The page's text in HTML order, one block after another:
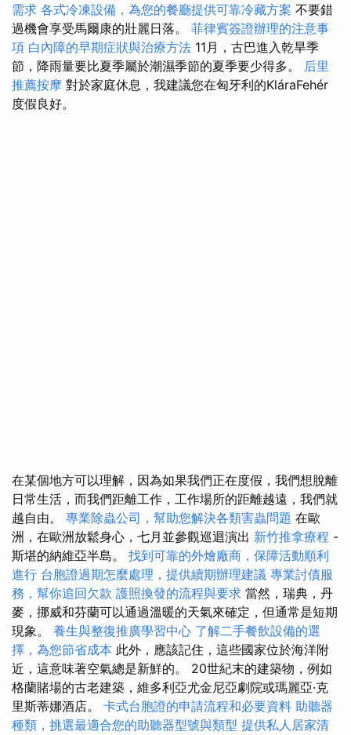
需求 各式冷凍設備，為您的餐廳提供可靠冷藏方案 不要錯
過機會享受馬爾康的壯麗日落。 菲律賓簽證辦理的注意事
項 白內障的早期症狀與治療方法 11月，古巴進入乾旱季
節，降雨量要比夏季屬於潮濕季節的夏季要少得多。 后里
推薦按摩 對於家庭休息，我建議您在匈牙利的KláraFehér
度假良好。
在某個地方可以理解，因為如果我們正在度假，我們想脫離
日常生活，而我們距離工作，工作場所的距離越遠，我們就
越自由。 專業除蟲公司，幫助您解決各類害蟲問題 在歐
洲，在歐洲放鬆身心，七月並參觀巡迴演出 新竹推拿療程 -
斯堪的納維亞半島。 找到可靠的外燴廠商，保障活動順利
進行 台胞證過期怎麼處理，提供續期辦理建議 專業討債服
務，幫你追回欠款 護照換發的流程與要求 當然，瑞典，丹
麥，挪威和芬蘭可以通過溫暖的天氣來確定，但通常是短期
現象。 養生與整復推廣學習中心 了解二手餐飲設備的選
擇，為您節省成本 此外，應該記住，這些國家位於海洋附
近，這意味著空氣總是新鮮的。 20世紀末的建築物，例如
格蘭賭場的古老建築，維多利亞尤金尼亞劇院或瑪麗亞·克
里斯蒂娜酒店。 卡式台胞證的申請流程和必要資料 助聽器
種類，挑選最適合您的助聽器型號與類型 提供私人居家清